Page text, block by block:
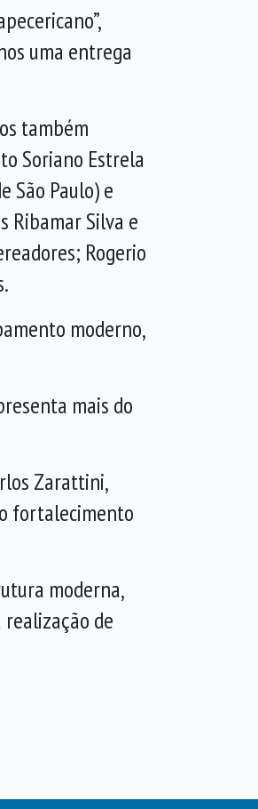
uma entrega
também
Soriano Estrela
São Paulo) e
Ribamar Silva e
Rogerio
moderno,
mais do
Zarattini,
fortalecimento
moderna,
de